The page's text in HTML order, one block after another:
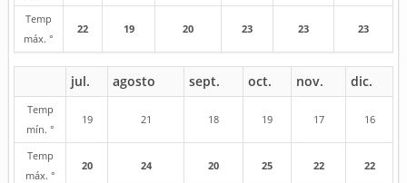
Temp
máx. °
22 19 20 23 23 23
jul. agosto sept. oct. nov. dic.
Temp
mín. °
19 21 18 19 17 16
Temp
máx. °
20 24 20 25 22 22